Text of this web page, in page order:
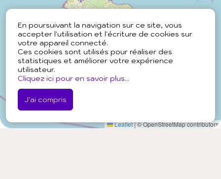
En poursuivant la navigation sur ce site, vous
accepter l'utilisation et l'écriture de cookies sur
votre appareil connecté.
Ces cookies sont utilisés pour réaliser des
statistiques et améliorer votre expérience
utilisateur.
Cliquez ici pour en savoir plus...
J'ai compris
Leaflet|© OpenStreetMap contributors